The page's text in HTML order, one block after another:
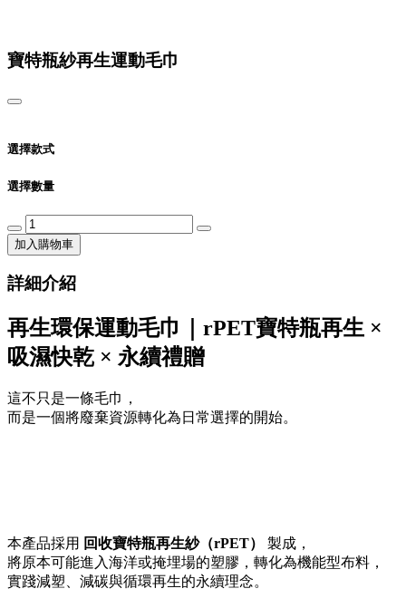
寶特瓶紗再生運動毛巾
選擇款式
選擇數量
加入購物車
詳細介紹
再生環保運動毛巾｜rPET寶特瓶再生 ×
吸濕快乾 × 永續禮贈
這不只是一條毛巾，
而是一個將廢棄資源轉化為日常選擇的開始。
本產品採用 回收寶特瓶再生紗（rPET）
製成，
將原本可能進入海洋或掩埋場的塑膠，轉化為機能型布料，
實踐減塑、減碳與循環再生的永續理念。